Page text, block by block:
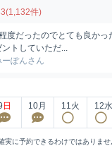
件)
度だったのでとても良かっ
トしていただ...
ぽんさん
日 10月 11火 12水
実に予約できるわけではありませ